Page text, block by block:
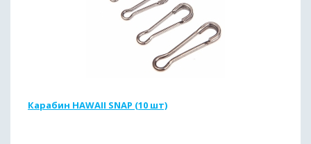
Карабин HAWAII SNAP (10 шт)